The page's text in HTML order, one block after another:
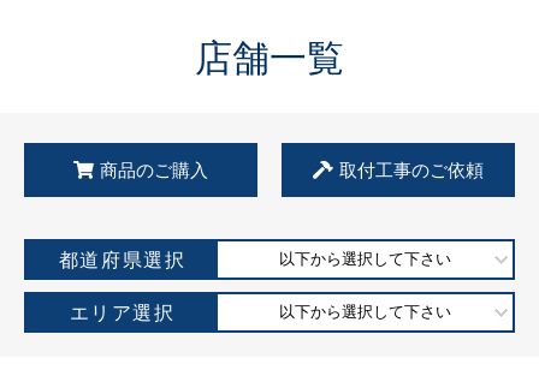
店舗一覧
商品のご購入 取付工事のご依頼
都道府県選択 以下から選択して下さい
エリア選択 以下から選択して下さい